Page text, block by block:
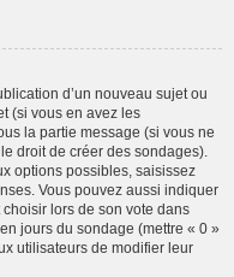
d’un nouveau sujet ou
(si vous en avez les
la partie message (si vous ne
droit de créer des sondages).
options possibles, saisissez
Vous pouvez aussi indiquer
lors de son vote dans
jours du sondage (mettre « 0 »
utilisateurs de modifier leur